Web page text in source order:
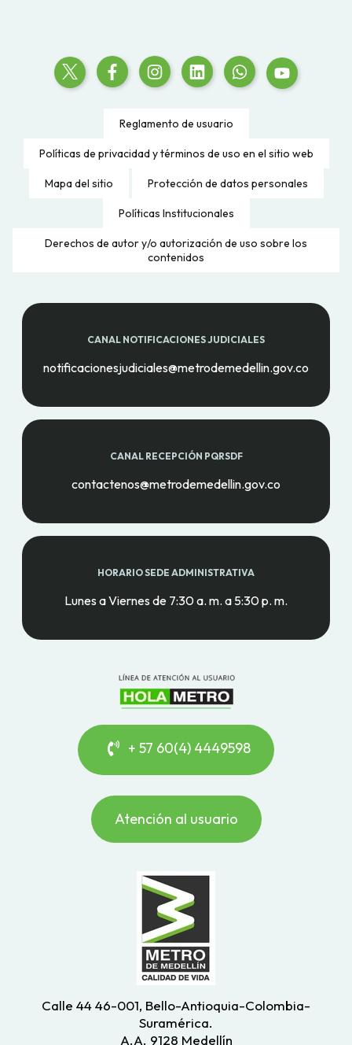
Reglamento de usuario
Políticas de privacidad y términos de uso en el sitio web
Mapa del sitio Protección de datos personales
Políticas Institucionales
Derechos de autor y/o autorización de uso sobre los
contenidos
CANAL NOTIFICACIONES JUDICIALES
notificacionesjudiciales@metrodemedellin.gov.co
CANAL RECEPCIÓN PQRSDF
contactenos@metrodemedellin.gov.co
HORARIO SEDE ADMINISTRATIVA
Lunes a Viernes de 7:30 a. m. a 5:30 p. m.
+ 57 60(4) 4449598
Atención al usuario
Calle 44 46-001, Bello-Antioquia-Colombia-
Suramérica.
A.A. 9128 Medellín